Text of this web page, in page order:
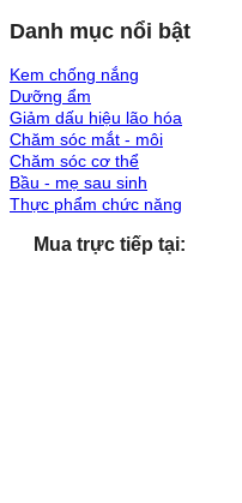
Danh mục nổi bật
Kem chống nắng
Dưỡng ẩm
Giảm dấu hiệu lão hóa
Chăm sóc mắt - môi
Chăm sóc cơ thể
Bầu - mẹ sau sinh
Thực phẩm chức năng
Mua trực tiếp tại: